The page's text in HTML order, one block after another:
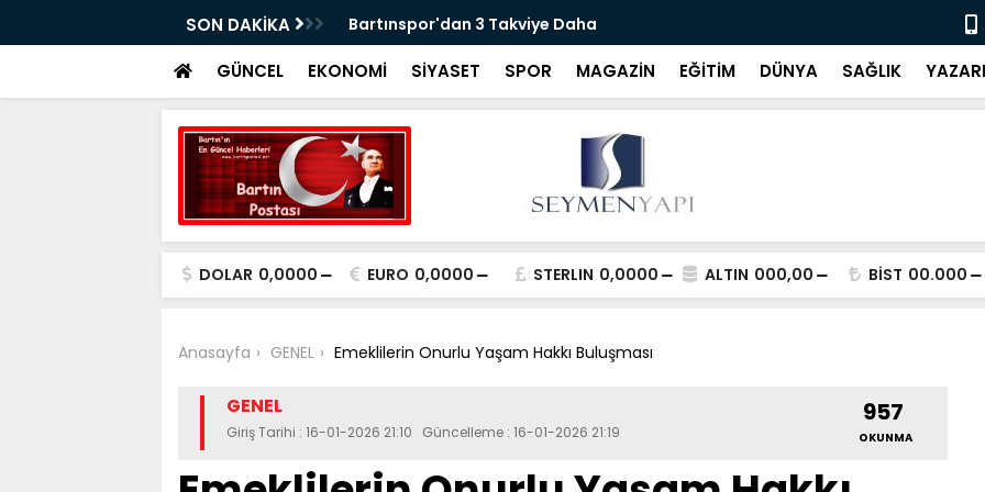
SON DAKİKA Bartınspor'dan 3 Takviye Daha Bartın
GÜNCEL EKONOMİ SİYASET SPOR MAGAZİN EĞİTİM DÜNYA SAĞLIK
DOLAR 0,0000 EURO 0,0000 STERLIN 0,0000 ALTIN 000,00 BİST 00.000
Anasayfa GENEL Emeklilerin Onurlu Yaşam Hakkı Buluşması
GENEL
Giriş Tarihi : 16-01-2026 21:10 Güncelleme : 16-01-2026 21:19
957
OKUNMA